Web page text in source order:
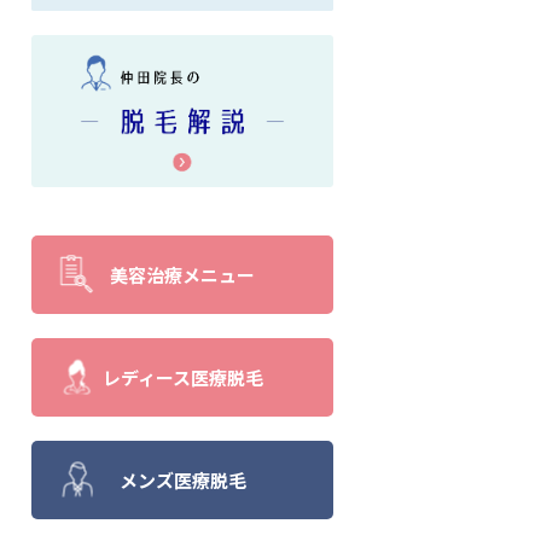
美容治療メニュー
レディース医療脱毛
メンズ医療脱毛